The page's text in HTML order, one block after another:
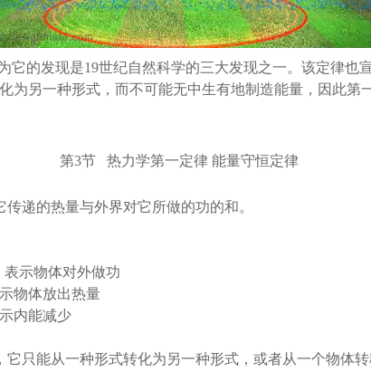
它的发现是19世纪自然科学的三大发现之一。该定律也
为另一种形式，而不可能无中生有地制造能量，因此第
第3节 热力学第一定律 能量守恒定律
递的热量与外界对它所做的功的和。
表示物体对外做功
物体放出热量
内能减少
它只能从一种形式转化为另一种形式，或者从一个物体